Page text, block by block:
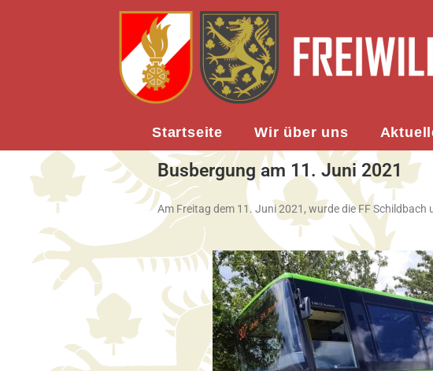
Startseite Wir über uns
Busbergung am 11. Juni 2021
Am Freitag dem 11. Juni 2021, wurde die FF